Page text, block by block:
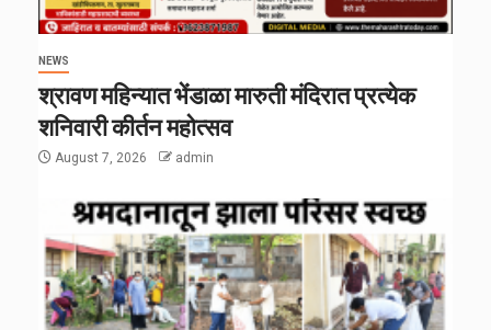
NEWS
श्रावण महिन्यात भेंडाळा मारुती मंदिरात प्रत्येक
शनिवारी कीर्तन महोत्सव
August 7, 2026 admin